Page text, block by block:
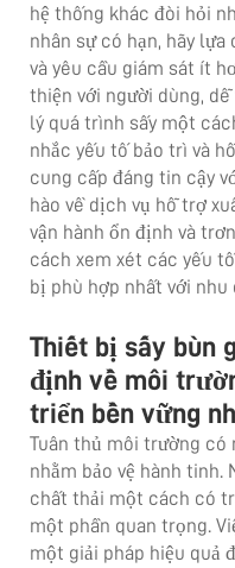
hệ thống khác đòi hỏi
nhân sự có hạn, hãy
và yêu cầu giám sát ít
thiện với người dùng,
lý quá trình sấy một
nhắc yếu tố bảo trì và
cung cấp đáng tin cậy
hào về dịch vụ hỗ trợ
vận hành ổn định và
cách xem xét các yếu
bị phù hợp nhất với nhu
Thiết bị sấy bùn
định về môi
triển bền vững
Tuân thủ môi trường có
nhằm bảo vệ hành tinh.
chất thải một cách có
một phần quan trọng.
một giải pháp hiệu quả